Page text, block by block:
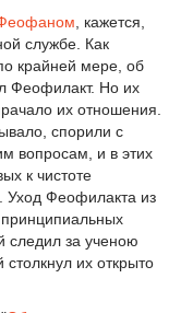
, кажется,
службе. Как
крайней мере, об
Феофилакт. Но их
их отношения.
спорили с
вопросам, и в этих
к чистоте
Уход Феофилакта из
следил за ученою
их открыто